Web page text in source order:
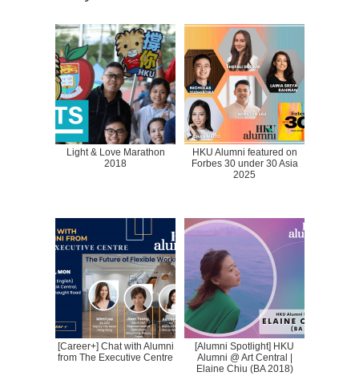
Light & Love Marathon
2018
HKU Alumni featured on
Forbes 30 under 30 Asia
2025
[Career+] Chat with Alumni
from The Executive Centre
[Alumni Spotlight] HKU
Alumni @ Art Central |
Elaine Chiu (BA 2018)